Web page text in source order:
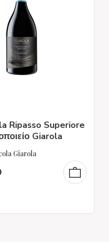
Ripasso Superiore
Giarola
Giarola